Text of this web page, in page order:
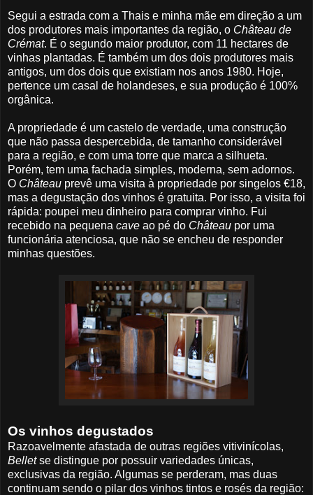
Segui a estrada com a Thais e minha mãe em direção a um
dos produtores mais importantes da região, o Château de
Crémat. É o segundo maior produtor, com 11 hectares de
vinhas plantadas. É também um dos dois produtores mais
antigos, um dos dois que existiam nos anos 1980. Hoje,
pertence um casal de holandeses, e sua produção é 100%
orgânica.
A propriedade é um castelo de verdade, uma construção
que não passa despercebida, de tamanho considerável
para a região, e com uma torre que marca a silhueta.
Porém, tem uma fachada simples, moderna, sem adornos.
O Château prevê uma visita à propriedade por singelos €18,
mas a degustação dos vinhos é gratuita. Por isso, a visita foi
rápida: poupei meu dinheiro para comprar vinho. Fui
recebido na pequena cave ao pé do Château por uma
funcionária atenciosa, que não se encheu de responder
minhas questões.
Os vinhos degustados
Razoavelmente afastada de outras regiões vitivinícolas,
Belletse distingue por possuir variedades únicas,
exclusivas da região. Algumas se perderam, mas duas
continuam sendo o pilar dos vinhos tintos e rosés da região: